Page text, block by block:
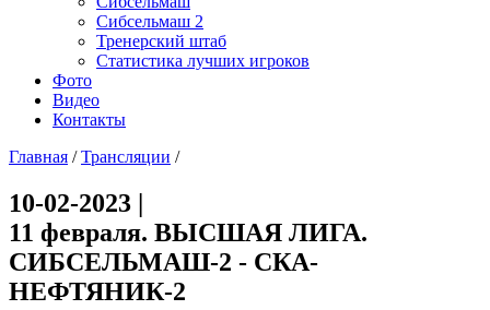
Сибсельмаш 2
Тренерский штаб
Статистика лучших игроков
Фото
Видео
Контакты
Главная /Трансляции /
10-02-2023 |
11 февраля. ВЫСШАЯ ЛИГА.
СИБСЕЛЬМАШ-2 - СКА-
НЕФТЯНИК-2